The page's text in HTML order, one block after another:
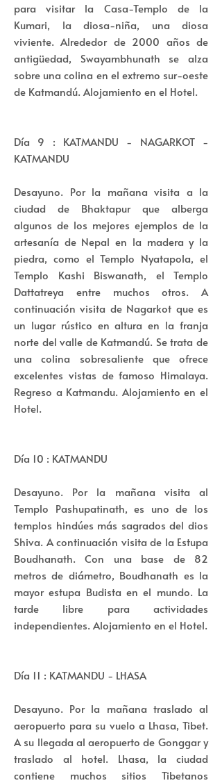
para visitar la Casa-Templo de la
Kumari, la diosa-niña, una diosa
viviente. Alrededor de 2000 años de
antigüedad, Swayambhunath se alza
sobre una colina en el extremo sur-oeste
de Katmandú. Alojamiento en el Hotel.
Día 9 : KATMANDU - NAGARKOT -
KATMANDU
Desayuno. Por la mañana visita a la
ciudad de Bhaktapur que alberga
algunos de los mejores ejemplos de la
artesanía de Nepal en la madera y la
piedra, como el Templo Nyatapola, el
Templo Kashi Biswanath, el Templo
Dattatreya entre muchos otros. A
continuación visita de Nagarkot que es
un lugar rústico en altura en la franja
norte del valle de Katmandú. Se trata de
una colina sobresaliente que ofrece
excelentes vistas de famoso Himalaya.
Regreso a Katmandu. Alojamiento en el
Hotel.
Día 10 : KATMANDU
Desayuno. Por la mañana visita al
Templo Pashupatinath, es uno de los
templos hindúes más sagrados del dios
Shiva. A continuación visita de la Estupa
Boudhanath. Con una base de 82
metros de diámetro, Boudhanath es la
mayor estupa Budista en el mundo. La
tarde libre para actividades
independientes. Alojamiento en el Hotel.
Día 11 : KATMANDU - LHASA
Desayuno. Por la mañana traslado al
aeropuerto para su vuelo a Lhasa, Tibet.
A su llegada al aeropuerto de Gonggar y
traslado al hotel. Lhasa, la ciudad
contiene muchos sitios Tibetanos